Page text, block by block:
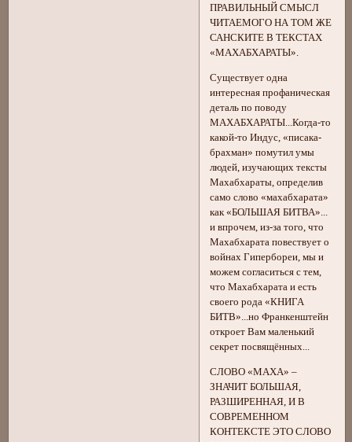
ПРАВИЛЬНЫЙ СМЫСЛ
ЧИТАЕМОГО НА ТОМ ЖЕ
САНСКИТЕ В ТЕКСТАХ
«МАХАБХАРАТЫ».
Существует одна
интересная профаническая
деталь по поводу
МАХАБХАРАТЫ...Когда-то
какой-то Индус, «писака-
брахман» помутил умы
людей, изучающих тексты
Махабхараты, определив
само слово «махабхарата»
как «БОЛЬШАЯ БИТВА»...
и впрочем, из-за того, что
Махабхарата повествует о
войнах Гипербореи, мы и
можем согласиться с тем,
что Махабхарата и есть
своего рода «КНИГА
БИТВ»...но Франкенштейн
откроет Вам маленький
секрет посвящённых...
СЛОВО «МАХА» –
ЗНАЧИТ БОЛЬШАЯ,
РАЗШИРЕННАЯ, И В
СОВРЕМЕННОМ
КОНТЕКСТЕ ЭТО СЛОВО